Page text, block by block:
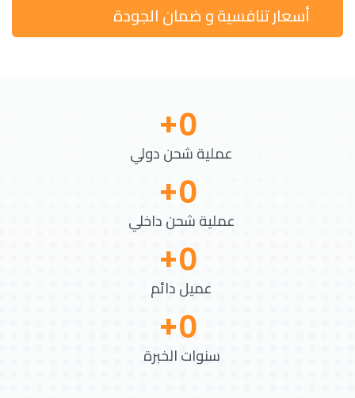
أسعار تنافسية و ضمان الجودة
+0
عملية شحن دولي
+0
عملية شحن داخلي
+0
عميل دائم
+0
سنوات الخبرة